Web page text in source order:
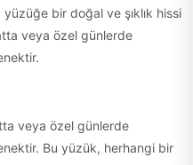
yüzüğe bir doğal ve şıklık hissi
veya özel günlerde
veya özel günlerde
Bu yüzük, herhangi bir